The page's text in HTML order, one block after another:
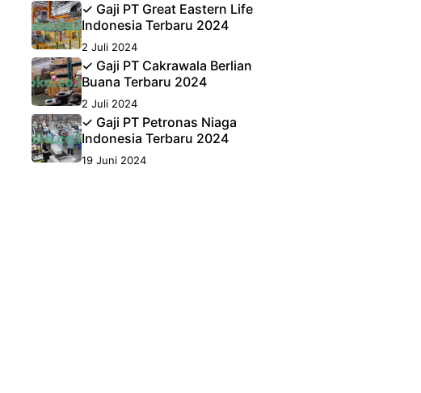
✓ Gaji PT Great Eastern Life
Indonesia Terbaru 2024
2 Juli 2024
✓ Gaji PT Cakrawala Berlian
Buana Terbaru 2024
2 Juli 2024
✓ Gaji PT Petronas Niaga
Indonesia Terbaru 2024
19 Juni 2024